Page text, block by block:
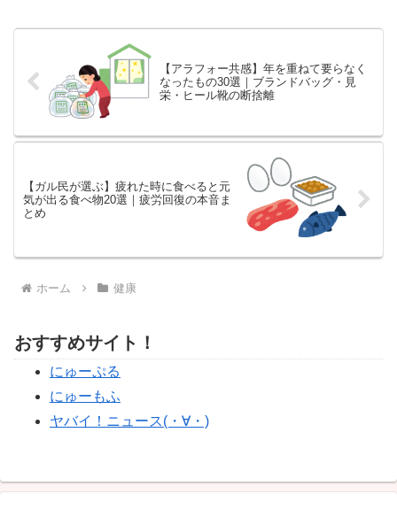
【アラフォー共感】年を重ねて要らなく
なったもの30選｜ブランドバッグ・見
栄・ヒール靴の断捨離
【ガル民が選ぶ】疲れた時に食べると元
気が出る食べ物20選｜疲労回復の本音ま
とめ
ホーム 健康
おすすめサイト！
にゅーぷる
にゅーもふ
ヤバイ！ニュース(・∀・)